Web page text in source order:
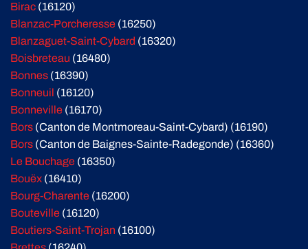
Birac (16120)
Blanzac-Porcheresse (16250)
Blanzaguet-Saint-Cybard (16320)
Boisbreteau (16480)
Bonnes (16390)
Bonneuil (16120)
Bonneville (16170)
Bors (Canton de Montmoreau-Saint-Cybard) (16190)
Bors (Canton de Baignes-Sainte-Radegonde) (16360)
Le Bouchage (16350)
Bouëx (16410)
Bourg-Charente (16200)
Bouteville (16120)
Boutiers-Saint-Trojan (16100)